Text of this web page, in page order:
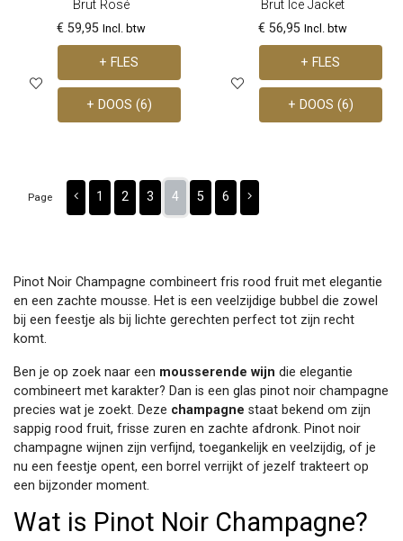
Brut Rosé
€ 59,95 Incl. btw
+ FLES
+ DOOS (6)
Brut Ice Jacket
€ 56,95 Incl. btw
+ FLES
+ DOOS (6)
Page 1 2 3 4 5 6
Pinot Noir Champagne combineert fris rood fruit met elegantie
en een zachte mousse. Het is een veelzijdige bubbel die zowel
bij een feestje als bij lichte gerechten perfect tot zijn recht
komt.
Ben je op zoek naar een mousserende wijn die elegantie
combineert met karakter? Dan is een glas pinot noir champagne
precies wat je zoekt. Deze champagne staat bekend om zijn
sappig rood fruit, frisse zuren en zachte afdronk. Pinot noir
champagne wijnen zijn verfijnd, toegankelijk en veelzijdig, of je
nu een feestje opent, een borrel verrijkt of jezelf trakteert op
een bijzonder moment.
Wat is Pinot Noir Champagne?